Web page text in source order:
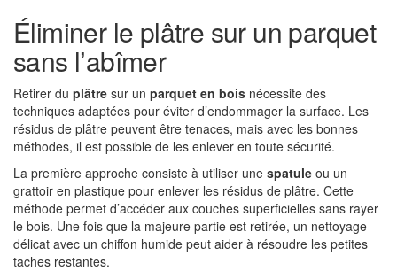
Éliminer le plâtre sur un parquet
sans l’abîmer
Retirer du plâtre sur un parquet en bois nécessite des
techniques adaptées pour éviter d’endommager la surface. Les
résidus de plâtre peuvent être tenaces, mais avec les bonnes
méthodes, il est possible de les enlever en toute sécurité.
La première approche consiste à utiliser une spatule ou un
grattoir en plastique pour enlever les résidus de plâtre. Cette
méthode permet d’accéder aux couches superficielles sans rayer
le bois. Une fois que la majeure partie est retirée, un nettoyage
délicat avec un chiffon humide peut aider à résoudre les petites
taches restantes.